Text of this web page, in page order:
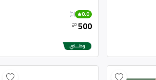
0.0
(0)
500دج